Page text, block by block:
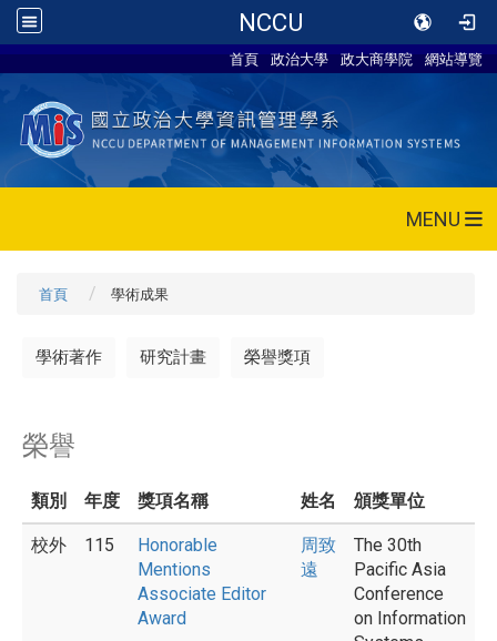
NCCU
首頁 政治大學 政大商學院 網站導覽
MENU
首頁 學術成果
學術著作 研究計畫 榮譽獎項
榮譽
類別 年度 獎項名稱 姓名 頒獎單位
校外 115
Honorable
Mentions
Associate Editor
Award
周致
遠
The 30th
Pacific Asia
Conference
on Information